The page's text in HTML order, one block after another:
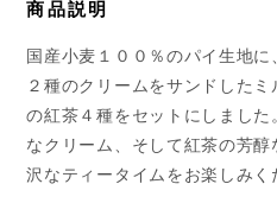
商品説明
国産小麦１００％のパイ生地
２種のクリームをサンドした
の紅茶４種をセットにしまし
なクリーム、そして紅茶の芳
沢なティータイムをお楽しみく